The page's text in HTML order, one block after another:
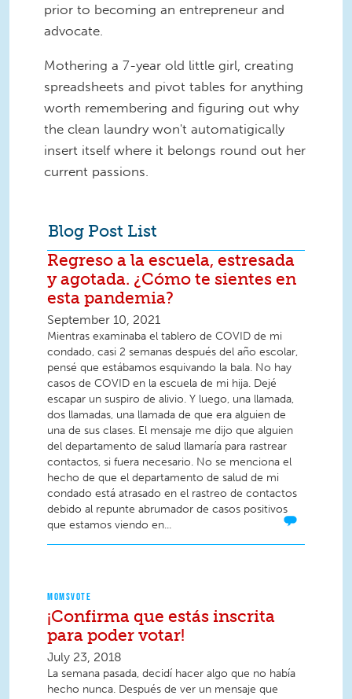
prior to becoming an entrepreneur and
advocate.
Mothering a 7-year old little girl, creating
spreadsheets and pivot tables for anything
worth remembering and figuring out why
the clean laundry won't automatigically
insert itself where it belongs round out her
current passions.
Blog Post List
Regreso a la escuela, estresada
y agotada. ¿Cómo te sientes en
esta pandemia?
September 10, 2021
Mientras examinaba el tablero de COVID de mi
condado, casi 2 semanas después del año escolar,
pensé que estábamos esquivando la bala. No hay
casos de COVID en la escuela de mi hija. Dejé
escapar un suspiro de alivio. Y luego, una llamada,
dos llamadas, una llamada de que era alguien de
una de sus clases. El mensaje me dijo que alguien
del departamento de salud llamaría para rastrear
contactos, si fuera necesario. No se menciona el
hecho de que el departamento de salud de mi
condado está atrasado en el rastreo de contactos
debido al repunte abrumador de casos positivos
que estamos viendo en...
MOMSVOTE
¡Confirma que estás inscrita
para poder votar!
July 23, 2018
La semana pasada, decidí hacer algo que no había
hecho nunca. Después de ver un mensaje que